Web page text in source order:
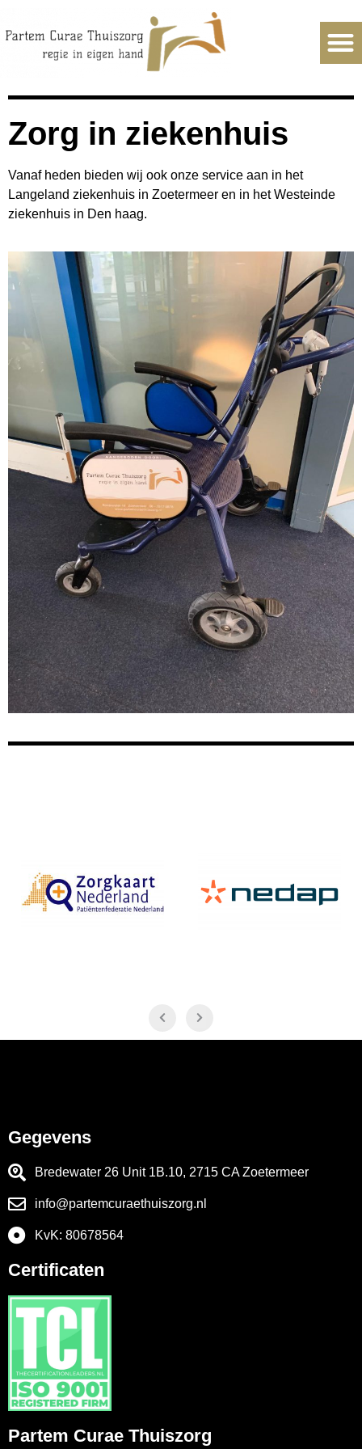
Zorg in ziekenhuis
Vanaf heden bieden wij ook onze service aan in het
Langeland ziekenhuis in Zoetermeer en in het Westeinde
ziekenhuis in Den haag.
Gegevens
Bredewater 26 Unit 1B.10, 2715 CA Zoetermeer
info@partemcuraethuiszorg.nl
KvK: 80678564
Certificaten
Partem Curae Thuiszorg